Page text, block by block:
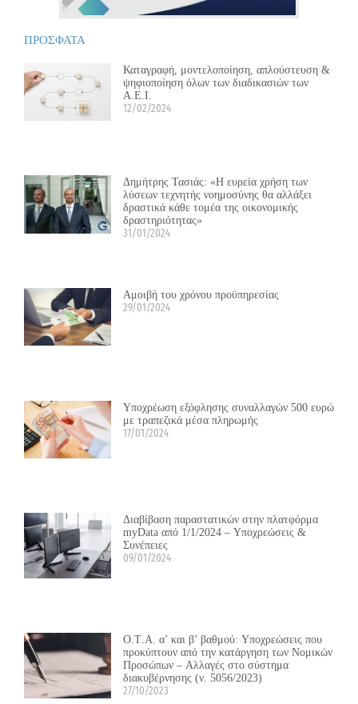
ΠΡΟΣΦΑΤΑ
Καταγραφή, μοντελοποίηση, απλούστευση &
ψηφιοποίηση όλων των διαδικασιών των
Α.Ε.Ι.
12/02/2024
Δημήτρης Τασιάς: «Η ευρεία χρήση των
λύσεων τεχνητής νοημοσύνης θα αλλάξει
δραστικά κάθε τομέα της οικονομικής
δραστηριότητας»
31/01/2024
Αμοιβή του χρόνου προϋπηρεσίας
29/01/2024
Υποχρέωση εξόφλησης συναλλαγών 500 ευρώ
με τραπεζικά μέσα πληρωμής
17/01/2024
Διαβίβαση παραστατικών στην πλατφόρμα
myData από 1/1/2024 – Υποχρεώσεις &
Συνέπειες
09/01/2024
Ο.Τ.Α. α’ και β’ βαθμού: Υποχρεώσεις που
προκύπτουν από την κατάργηση των Νομικών
Προσώπων – Αλλαγές στο σύστημα
διακυβέρνησης (ν. 5056/2023)
27/10/2023